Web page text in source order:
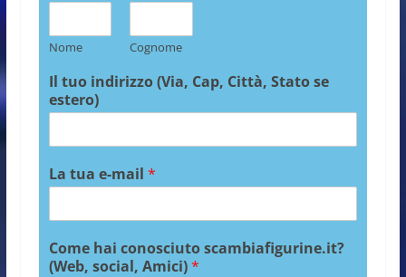
Nome Cognome
Il tuo indirizzo (Via, Cap, Città, Stato se
estero)
La tua e-mail *
Come hai conosciuto scambiafigurine.it?
(Web, social, Amici)*